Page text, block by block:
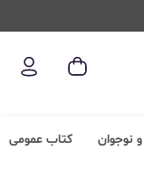
نوجوان کتاب عمومی